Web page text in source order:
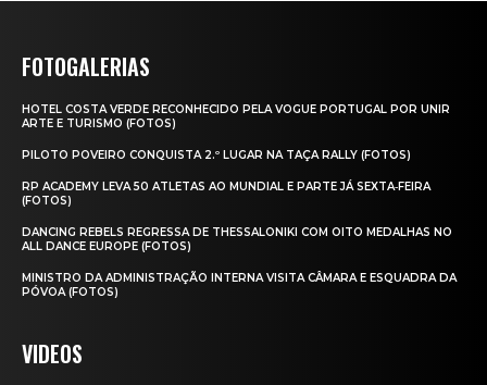
FOTOGALERIAS
HOTEL COSTA VERDE RECONHECIDO PELA VOGUE PORTUGAL POR UNIR
ARTE E TURISMO (FOTOS)
PILOTO POVEIRO CONQUISTA 2.º LUGAR NA TAÇA RALLY (FOTOS)
RP ACADEMY LEVA 50 ATLETAS AO MUNDIAL E PARTE JÁ SEXTA‑FEIRA
(FOTOS)
DANCING REBELS REGRESSA DE THESSALONIKI COM OITO MEDALHAS NO
ALL DANCE EUROPE (FOTOS)
MINISTRO DA ADMINISTRAÇÃO INTERNA VISITA CÂMARA E ESQUADRA DA
PÓVOA (FOTOS)
VIDEOS